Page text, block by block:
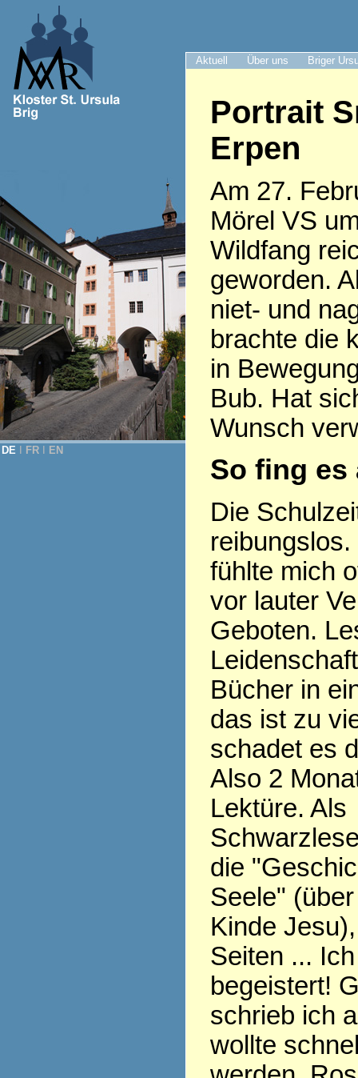
Aktuell Über uns Briger
DE FR EN
Portrait
Erpen
Am 27.
Mörel VS
Wildfang
geworden.
niet- und
brachte die
in
Bub. Hat
Wunsch
So fing es
Die
fühlte mich
vor lauter
Geboten.
Bücher in
das ist zu
schadet es
Also 2
Lektüre. Als
die
Seele"
Kinde
Seiten ...
begeistert!
schrieb ich
wollte